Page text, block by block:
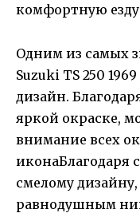
комфортную
Одним из самых
Suzuki TS 250
дизайн.
яркой окраске,
внимание всех
иконаБлагодаря
смелому
равнодушным